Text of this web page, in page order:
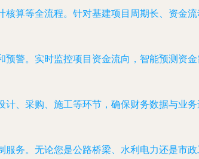
算等全流程。针对基建项目周期长、资金
警。实时监控项目资金流向，智能预测资金
、采购、施工等环节，确保财务数据与业务
务。无论您是公路桥梁、水利电力还是市政